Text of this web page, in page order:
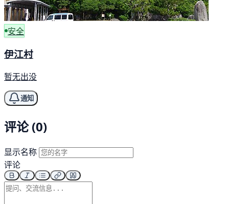
安全
伊江村
暂无出没
通知
评论 (0)
显示名称
评论